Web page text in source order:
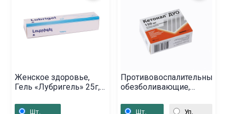
Женское здоровье,
Гель «Лубригель» 25г,
Шт.
Противовоспалительные
обезболивающие,
Дуо» 150 мг,
Шт. Уп.